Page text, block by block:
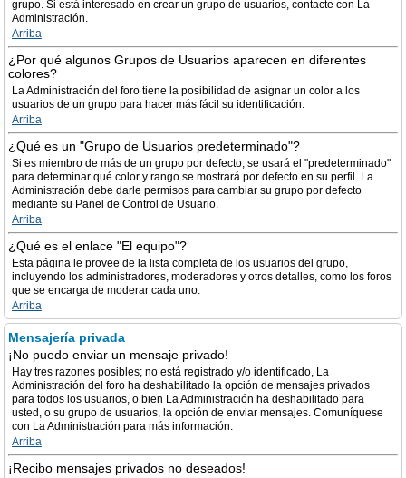
grupo. Si está interesado en crear un grupo de usuarios, contacte con La
Administración.
Arriba
¿Por qué algunos Grupos de Usuarios aparecen en diferentes
colores?
La Administración del foro tiene la posibilidad de asignar un color a los
usuarios de un grupo para hacer más fácil su identificación.
Arriba
¿Qué es un "Grupo de Usuarios predeterminado"?
Si es miembro de más de un grupo por defecto, se usará el "predeterminado"
para determinar qué color y rango se mostrará por defecto en su perfil. La
Administración debe darle permisos para cambiar su grupo por defecto
mediante su Panel de Control de Usuario.
Arriba
¿Qué es el enlace "El equipo"?
Esta página le provee de la lista completa de los usuarios del grupo,
incluyendo los administradores, moderadores y otros detalles, como los foros
que se encarga de moderar cada uno.
Arriba
Mensajería privada
¡No puedo enviar un mensaje privado!
Hay tres razones posibles; no está registrado y/o identificado, La
Administración del foro ha deshabilitado la opción de mensajes privados
para todos los usuarios, o bien La Administración ha deshabilitado para
usted, o su grupo de usuarios, la opción de enviar mensajes. Comuníquese
con La Administración para más información.
Arriba
¡Recibo mensajes privados no deseados!